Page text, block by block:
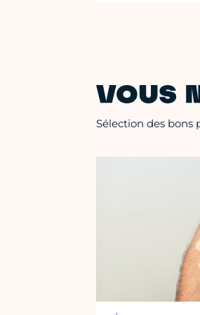
VOUS
Sélection des bons